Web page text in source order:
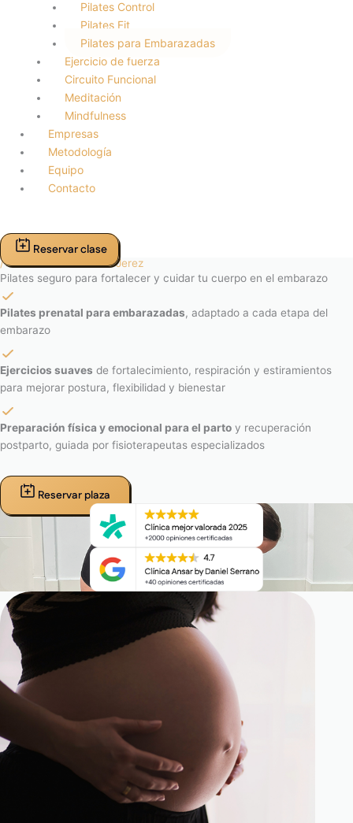
Pilates Control
Pilates Fit
Pilates para Embarazadas
Ejercicio de fuerza
Circuito Funcional
Meditación
Mindfulness
Empresas
Metodología
Equipo
Contacto
Reservar clase
/ Pilates embarazadas Jerez
Pilates seguro para fortalecer y cuidar tu cuerpo en el embarazo
Pilates prenatal para embarazadas, adaptado a cada etapa del
embarazo
Ejercicios suaves de fortalecimiento, respiración y estiramientos
para mejorar postura, flexibilidad y bienestar
Preparación física y emocional para el parto y recuperación
postparto, guiada por fisioterapeutas especializados
Reservar plaza